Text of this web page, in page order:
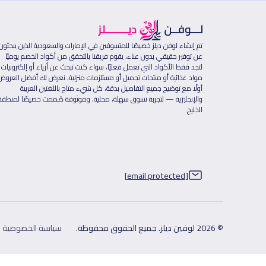
تم إنشاء لوفن ديلز خصيصًا للمتسوقين في الإمارات والسعودية الذين
عن توفير حقيقي بدون عناء، يقوم فريقنا بالتحقق من أكواد الخصم يوميًا
لتجد فقط الأكواد التي تعمل فعليًا، سواء كنت تبحث عن أزياء أو
مواد غذائية أو منتجات تجميل أو مستلزمات منزلية، نعرض لك أفضل
أولًا مع توضيح جميع التفاصيل بدقة، كل شيء متاح باللغتين العربية
والإنجليزية — لتجربة تسوق سهلة، محلية، وموثوقة صُممت خصيصًا
الخليج.
[email protected]
© 2026 لوفين ديلز. جميع الحقوق محفوظة. سياسة الخصوصية